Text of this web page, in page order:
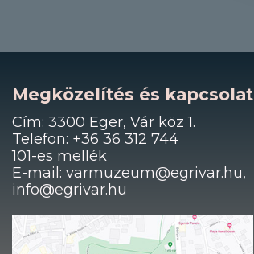
Megközelítés és kapcsolat
Cím: 3300 Eger, Vár köz 1.
Telefon: +36 36 312 744
101-es mellék
E-mail: varmuzeum@egrivar.hu,
info@egrivar.hu